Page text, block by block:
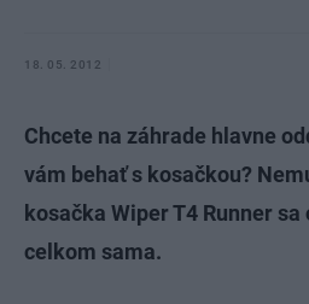
18. 05. 2012
Chcete na záhrade hlavne
vám behať s kosačkou?
kosačka Wiper T4 Runner
celkom sama.